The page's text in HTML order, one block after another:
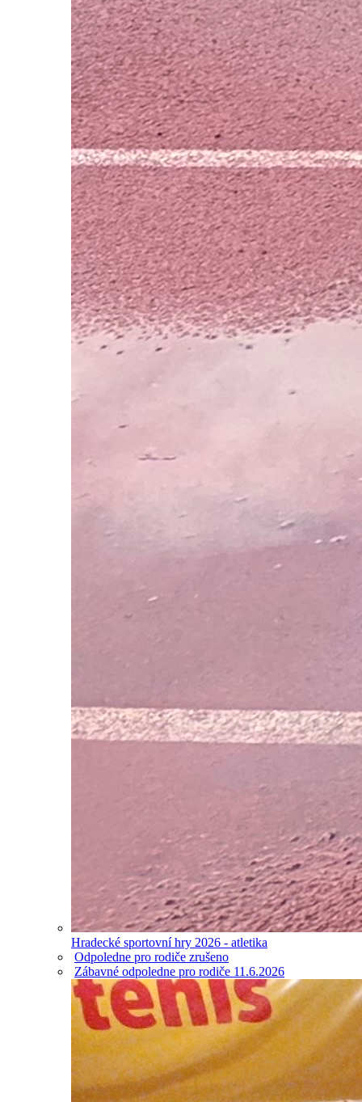
Hradecké sportovní hry 2026 - atletika
Odpoledne pro rodiče zrušeno
Zábavné odpoledne pro rodiče 11.6.2026